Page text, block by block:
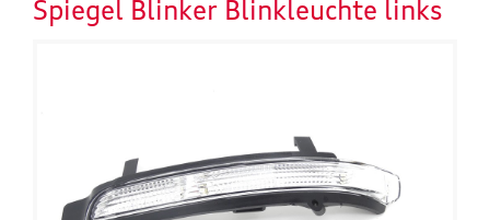
Spiegel Blinker Blinkleuchte links